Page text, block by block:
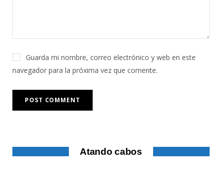
Guarda mi nombre, correo electrónico y web en este
navegador para la próxima vez que comente.
Atando cabos